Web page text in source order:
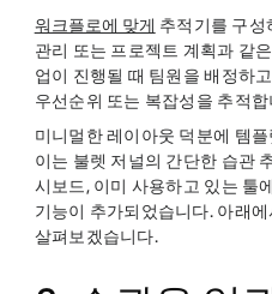
워크플로에 맞게 추적기를 구성
관리 또는 프로젝트 계획과 같
업이 진행될 때 팀원을 배정하
우선순위 또는 복잡성을 추적
미니멀한 레이아웃 덕분에 템
이는 불렛 저널의 간단한 습관
시보드, 이미 사용하고 있는 툴
기능이 추가되었습니다. 아래
살펴보겠습니다.